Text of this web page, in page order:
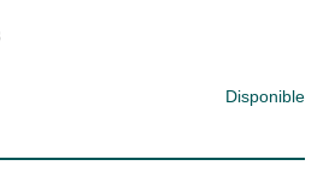
Disponible